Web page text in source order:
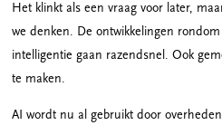
Het klinkt als een vraag voor later,
we denken. De ontwikkelingen
intelligentie gaan razendsnel. Ook
te maken.
AI wordt nu al gebruikt door